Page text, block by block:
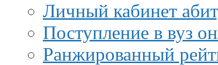
Личный кабинет
Поступление в вуз
Ранжированный